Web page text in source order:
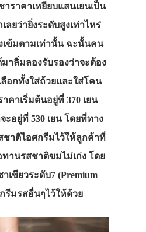
าราคาเหยียบแสนเยนเป็น
ลยว่ายิ่งระดับสูงเท่าไหร่
เข้มตามเท่านั้น ฉะนั้นคน
าลิ่มลองรับรองว่าจะต้อง
อกทั้งใส่ถ้วยและใส่โคน
คาเริ่มต้นอยู่ที่ 370 เยน
ะอยู่ที่ 530 เยน โดยที่ทาง
ชาติไอศกรีมไว้ให้ลูกค้าที่
านรสชาติขมไม่เก่ง โดย
เขียวระดับ7 (Premium
รีมรสอื่นๆไว้ให้ด้วย